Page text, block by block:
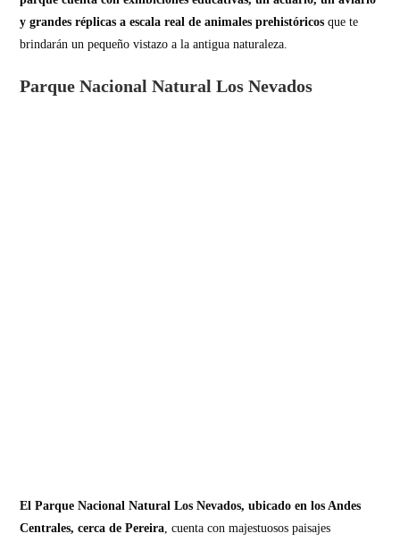
y grandes réplicas a escala real de animales prehistóricos que te
brindarán un pequeño vistazo a la antigua naturaleza.
Parque Nacional Natural Los Nevados
El Parque Nacional Natural Los Nevados, ubicado en los Andes
Centrales, cerca de Pereira, cuenta con majestuosos paisajes